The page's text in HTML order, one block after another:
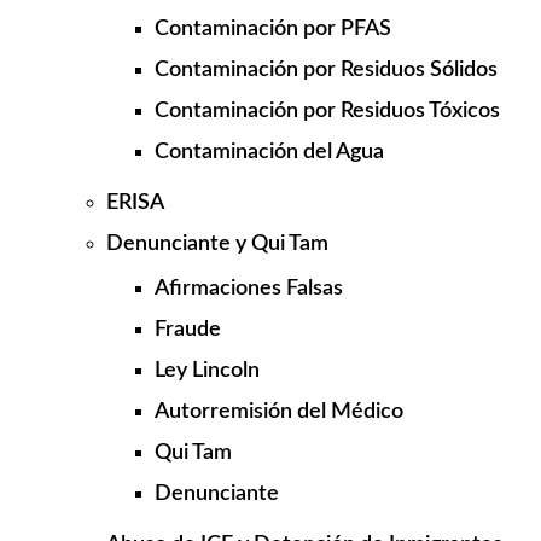
Contaminación por PFAS
Contaminación por Residuos Sólidos
Contaminación por Residuos Tóxicos
Contaminación del Agua
ERISA
Denunciante y Qui Tam
Afirmaciones Falsas
Fraude
Ley Lincoln
Autorremisión del Médico
Qui Tam
Denunciante